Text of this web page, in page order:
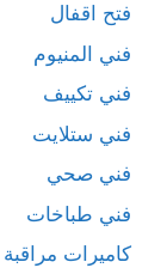
فتح اقفال
فني المنيوم
فني تكييف
فني ستلايت
فني صحي
فني طباخات
كاميرات مراقبة